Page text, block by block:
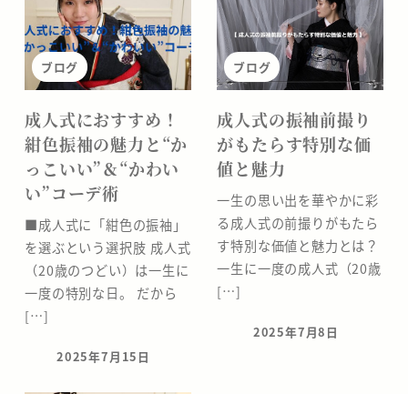
ブログ
成人式におすすめ！
紺色振袖の魅力と“か
っこいい”＆“かわい
い”コーデ術
■成人式に「紺色の振袖」
を選ぶという選択肢 成人式
（20歳のつどい）は一生に
一度の特別な日。 だから
[…]
投稿日
2025年7月15日
ブログ
成人式の振袖前撮り
がもたらす特別な価
値と魅力
一生の思い出を華やかに彩
る成人式の前撮りがもたら
す特別な価値と魅力とは？
一生に一度の成人式（20歳
[…]
投稿日
2025年7月8日